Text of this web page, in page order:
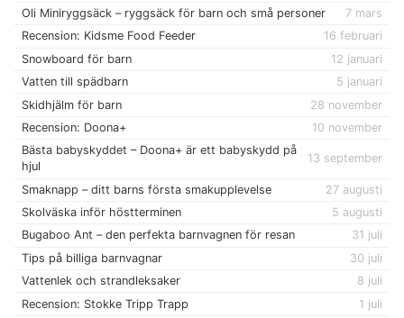
Oli Miniryggsäck – ryggsäck för barn och små personer
7 mars
Recension: Kidsme Food Feeder
16 februari
Snowboard för barn
12 januari
Vatten till spädbarn
5 januari
Skidhjälm för barn
28 november
Recension: Doona+
10 november
Bästa babyskyddet – Doona+ är ett babyskydd på
hjul
13 september
Smaknapp – ditt barns första smakupplevelse
27 augusti
Skolväska inför höstterminen
5 augusti
Bugaboo Ant – den perfekta barnvagnen för resan
31 juli
Tips på billiga barnvagnar
30 juli
Vattenlek och strandleksaker
8 juli
Recension: Stokke Tripp Trapp
1 juli